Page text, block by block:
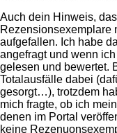
Auch dein Hinweis,
Rezensionsexemplare
aufgefallen. Ich habe
angefragt und wenn
gelesen und bewertet.
Totalausfälle dabei
gesorgt…), trotzdem
mich fragte, ob ich
denen im Portal
keine